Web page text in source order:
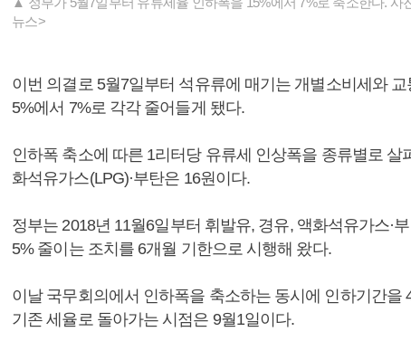
뉴스>
이번 의결로 5월7일부터 석유류에 매기는 개별소비세와 교
5%에서 7%로 각각 줄어들게 됐다.
인하폭 축소에 따른 1리터당 유류세 인상폭을 종류별로 살
화석유가스(LPG)·부탄은 16원이다.
정부는 2018년 11월6일부터 휘발유, 경유, 액화석유가스·
5% 줄이는 조치를 6개월 기한으로 시행해 왔다.
이날 국무회의에서 인하폭을 축소하는 동시에 인하기간을
기존 세율로 돌아가는 시점은 9월1일이다.